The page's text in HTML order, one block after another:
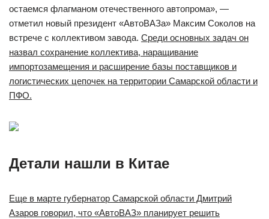
остаемся флагманом отечественного автопрома», —
отметил новый президент «АвтоВАЗа» Максим Соколов на
встрече с коллективом завода. Среди основных задач он
назвал сохранение коллектива, наращивание
импортозамещения и расширение базы поставщиков и
логистических цепочек на территории Самарской области и
ПФО.
Детали нашли в Китае
Еще в марте губернатор Самарской области Дмитрий
Азаров говорил, что «АвтоВАЗ» планирует решить